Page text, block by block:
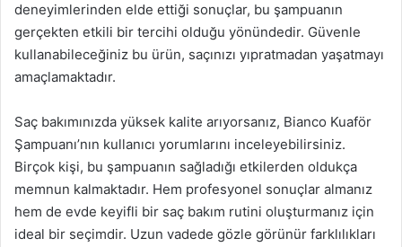
deneyimlerinden elde ettiği sonuçlar, bu şampuanın
gerçekten etkili bir tercihi olduğu yönündedir. Güvenle
kullanabileceğiniz bu ürün, saçınızı yıpratmadan yaşatmayı
amaçlamaktadır.
Saç bakımınızda yüksek kalite arıyorsanız, Bianco Kuaför
Şampuanı’nın kullanıcı yorumlarını inceleyebilirsiniz.
Birçok kişi, bu şampuanın sağladığı etkilerden oldukça
memnun kalmaktadır. Hem profesyonel sonuçlar almanız
hem de evde keyifli bir saç bakım rutini oluşturmanız için
ideal bir seçimdir. Uzun vadede gözle görünür farklılıkları